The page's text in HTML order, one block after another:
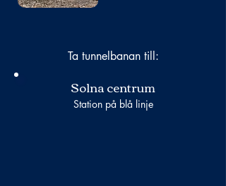
Ta tunnelbanan till:
Solna centrum
Station på blå linje